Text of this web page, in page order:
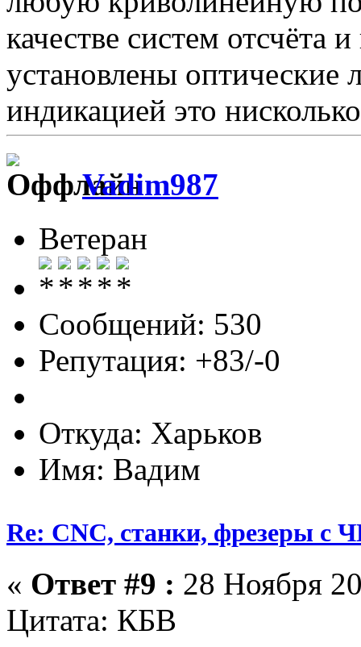
качестве систем отсчёта
установлены оптические
индикацией это
Vadim987
Ветеран
Сообщений: 530
Репутация: +83/-0
Откуда: Харьков
Имя: Вадим
Re: CNC, станки, фрезеры с
« Ответ #9 : 28 Ноября
Цитата: КБВ